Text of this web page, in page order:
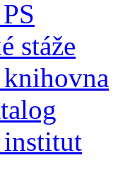
stáže
institut